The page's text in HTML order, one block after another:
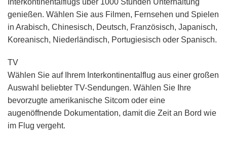
genießen. Wählen Sie aus Filmen, Fernsehen und Spielen
in Arabisch, Chinesisch, Deutsch, Französisch, Japanisch,
Koreanisch, Niederländisch, Portugiesisch oder Spanisch.
TV
Wählen Sie auf Ihrem Interkontinentalflug aus einer großen
Auswahl beliebter TV-Sendungen. Wählen Sie Ihre
bevorzugte amerikanische Sitcom oder eine
augenöffnende Dokumentation, damit die Zeit an Bord wie
im Flug vergeht.